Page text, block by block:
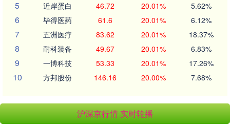
5 近岸蛋白 46.72 20.01% 5.62%
6 毕得医药 61.6 20.01% 6.12%
7 五洲医疗 83.62 20.01% 18.37%
8 耐科装备 49.67 20.01% 6.83%
9 一博科技 53.33 20.01% 17.26%
10 方邦股份 146.16 20.00% 7.68%
沪深京行情 实时轮播